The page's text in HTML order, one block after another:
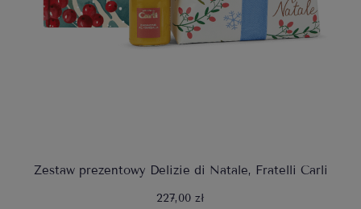
Zestaw prezentowy Delizie di Natale, Fratelli Carli
227,00 zł